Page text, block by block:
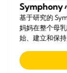
Symphony
基于研究的
妈妈在整个母
始、建立和保